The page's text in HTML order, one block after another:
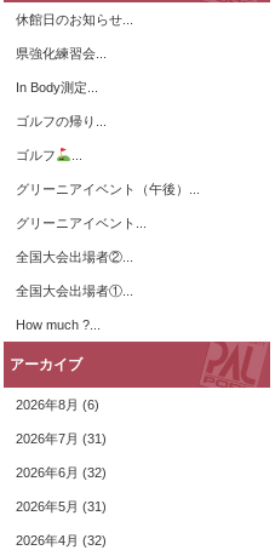
休館日のお知らせ...
県強化練習会...
In Body測定...
ゴルフの帰り...
ゴルフ
グリーニアイベント（午後）...
グリーニアイベント...
全国大会出場者②...
全国大会出場者①...
How much ?...
アーカイブ
2026年8月 (6)
2026年7月 (31)
2026年6月 (32)
2026年5月 (31)
2026年4月 (32)